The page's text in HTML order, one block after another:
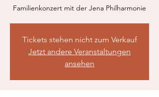
Familienkonzert mit der Jena Philharmonie
Tickets stehen nicht zum Verkauf
Jetzt andere Veranstaltungen
ansehen